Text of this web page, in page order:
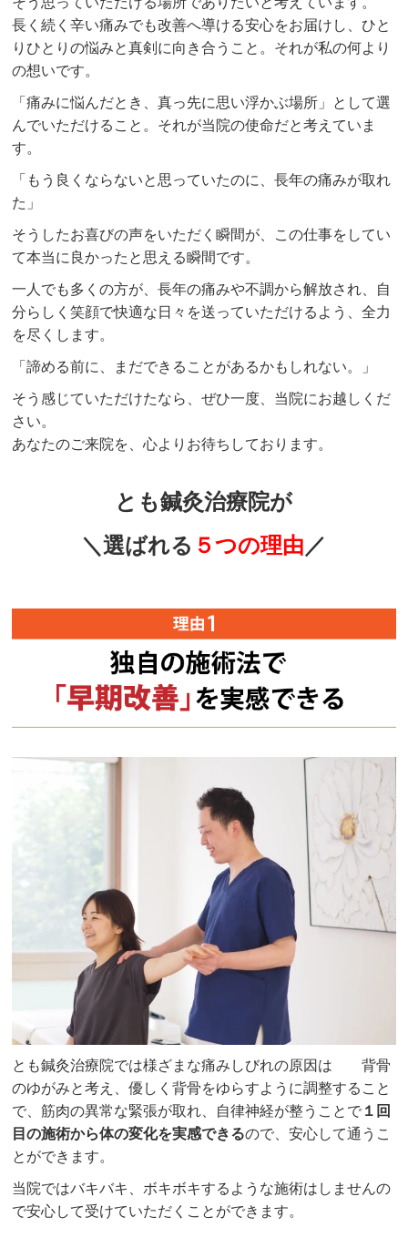
長く続く辛い痛みでも改善へ導ける安心をお届けし、ひと
りひとりの悩みと真剣に向き合うこと。それが私の何より
の想いです。
「痛みに悩んだとき、真っ先に思い浮かぶ場所」として選
んでいただけること。それが当院の使命だと考えていま
す。
「もう良くならないと思っていたのに、長年の痛みが取れ
た」
そうしたお喜びの声をいただく瞬間が、この仕事をしてい
て本当に良かったと思える瞬間です。
一人でも多くの方が、長年の痛みや不調から解放され、自
分らしく笑顔で快適な日々を送っていただけるよう、全力
を尽くします。
「諦める前に、まだできることがあるかもしれない。」
そう感じていただけたなら、ぜひ一度、当院にお越しくだ
さい。
あなたのご来院を、心よりお待ちしております。
とも鍼灸治療院が
＼選ばれる ５つの理由／
とも鍼灸治療院では様ざまな痛みしびれの原因は 背骨
のゆがみと考え、優しく背骨をゆらすように調整すること
で、筋肉の異常な緊張が取れ、自律神経が整うことで １回
目の施術から体の変化を実感できるので、安心して通うこ
とができます。
当院ではバキバキ、ボキボキするような施術はしませんの
で安心して受けていただくことができます。